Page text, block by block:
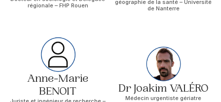
régionale – FHP Rouen
géographie de la santé – Université
de Nanterre
Anne-Marie
BENOIT
Dr Joakim VALÉRO
Médecin urgentiste gériatre